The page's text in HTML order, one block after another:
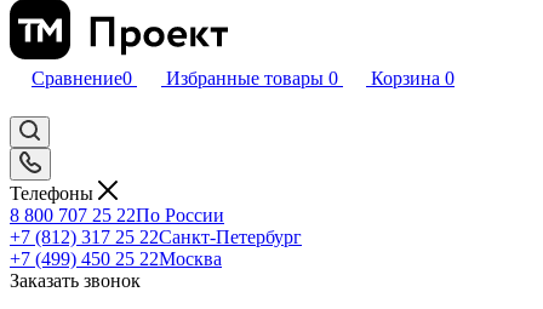
Сравнение0 Избранные товары 0 Корзина 0
Телефоны
8 800 707 25 22По России
+7 (812) 317 25 22Санкт-Петербург
+7 (499) 450 25 22Москва
Заказать звонок